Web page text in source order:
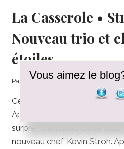
La Casserole •
Nouveau trio et
étoiles
Par Clélia 08/02/2026
Ce soir, je t’emmène
Après 10 ans d’existence,
surprend encore… Cette fois,
nouveau chef, Kevin Stroh.
Vous aimez le